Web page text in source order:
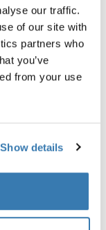
our traffic.
of our site with
partners who
you’ve
from your use
Show details